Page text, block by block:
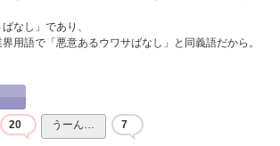
なし」であり、
用語で「悪意あるウワサばなし」と同義語だから。
20 うーん… 7